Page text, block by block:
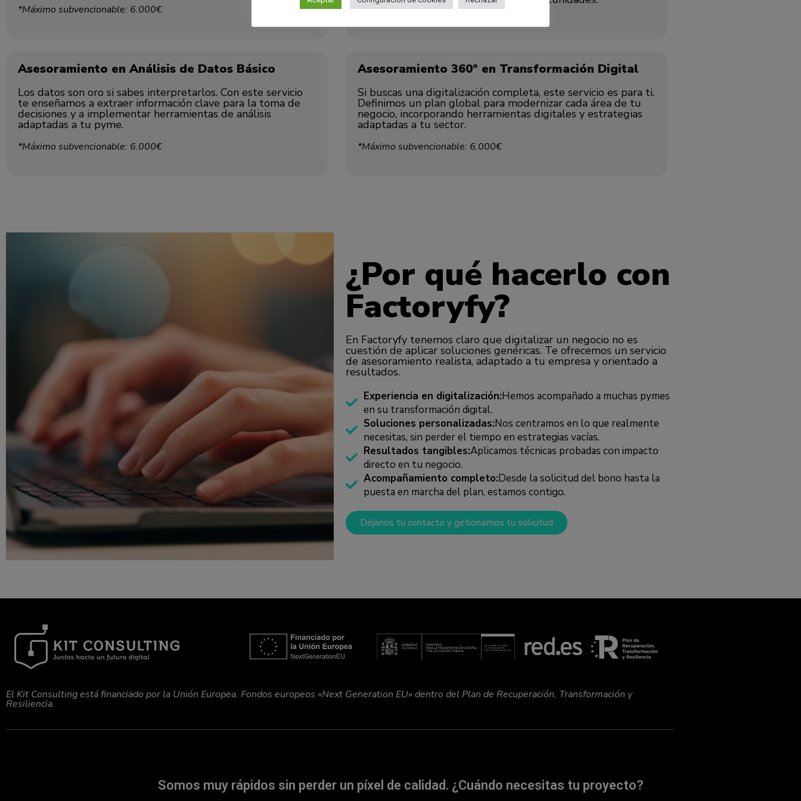
*Máximo subvencionable: 6.000€
Asesoramiento en Análisis de Datos Básico
Los datos son oro si sabes interpretarlos. Con este servicio
te enseñamos a extraer información clave para la toma de
decisiones y a implementar herramientas de análisis
adaptadas a tu pyme.
*Máximo subvencionable: 6.000€
Asesoramiento 360º en Transformación Digital
Si buscas una digitalización completa, este servicio es para ti.
Definimos un plan global para modernizar cada área de tu
negocio, incorporando herramientas digitales y estrategias
adaptadas a tu sector.
*Máximo subvencionable: 6.000€
¿Por qué hacerlo con
Factoryfy?
En Factoryfy tenemos claro que digitalizar un negocio no es
cuestión de aplicar soluciones genéricas. Te ofrecemos un servicio
de asesoramiento realista, adaptado a tu empresa y orientado a
resultados.
Experiencia en digitalización:Hemos acompañado a muchas pymes
en su transformación digital.
Soluciones personalizadas:Nos centramos en lo que realmente
necesitas, sin perder el tiempo en estrategias vacías.
Resultados tangibles:Aplicamos técnicas probadas con impacto
directo en tu negocio.
Acompañamiento completo:Desde la solicitud del bono hasta la
puesta en marcha del plan, estamos contigo.
Déjanos tu contacto y getionamos tu solicitud
El Kit Consulting está financiado por la Unión Europea. Fondos europeos «Next Generation EU» dentro del Plan de Recuperación, Transformación y
Resiliencia.
Somos muy rápidos sin perder un píxel de calidad. ¿Cuándo necesitas tu proyecto?